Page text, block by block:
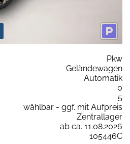
Pkw
Geländewagen
Automatik
0
5
wählbar - ggf. mit Aufpreis
Zentrallager
ab ca. 11.08.2026
105446C